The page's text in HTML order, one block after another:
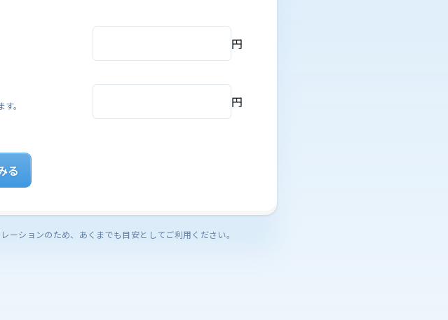
円
。
円
る
ションのため、あくまでも目安としてご利用ください。